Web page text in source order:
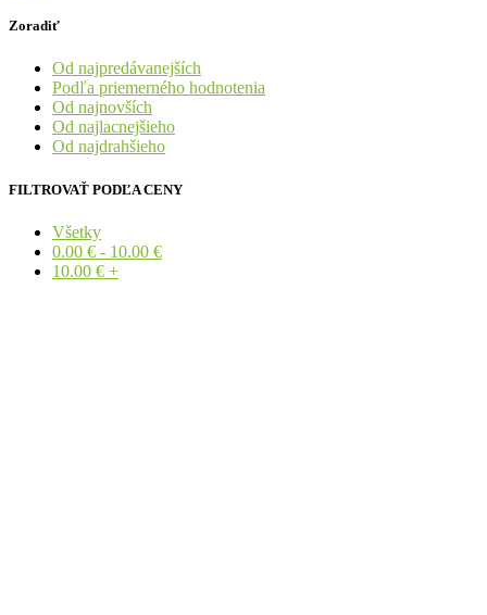
Zoradiť
Od najpredávanejších
Podľa priemerného hodnotenia
Od najnovších
Od najlacnejšieho
Od najdrahšieho
FILTROVAŤ PODĽA CENY
Všetky
0.00 € - 10.00 €
10.00 € +